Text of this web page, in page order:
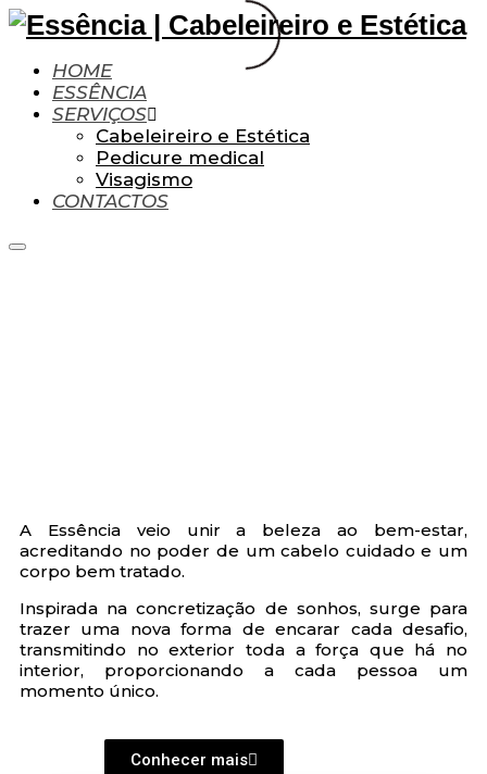
HOME
ESSÊNCIA
SERVIÇOS
Cabeleireiro e Estética
Pedicure medical
Visagismo
CONTACTOS
A Essência veio unir a beleza ao bem-estar,
acreditando no poder de um cabelo cuidado e um
corpo bem tratado.
Inspirada na concretização de sonhos, surge para
trazer uma nova forma de encarar cada desafio,
transmitindo no exterior toda a força que há no
interior, proporcionando a cada pessoa um
momento único.
Conhecer mais